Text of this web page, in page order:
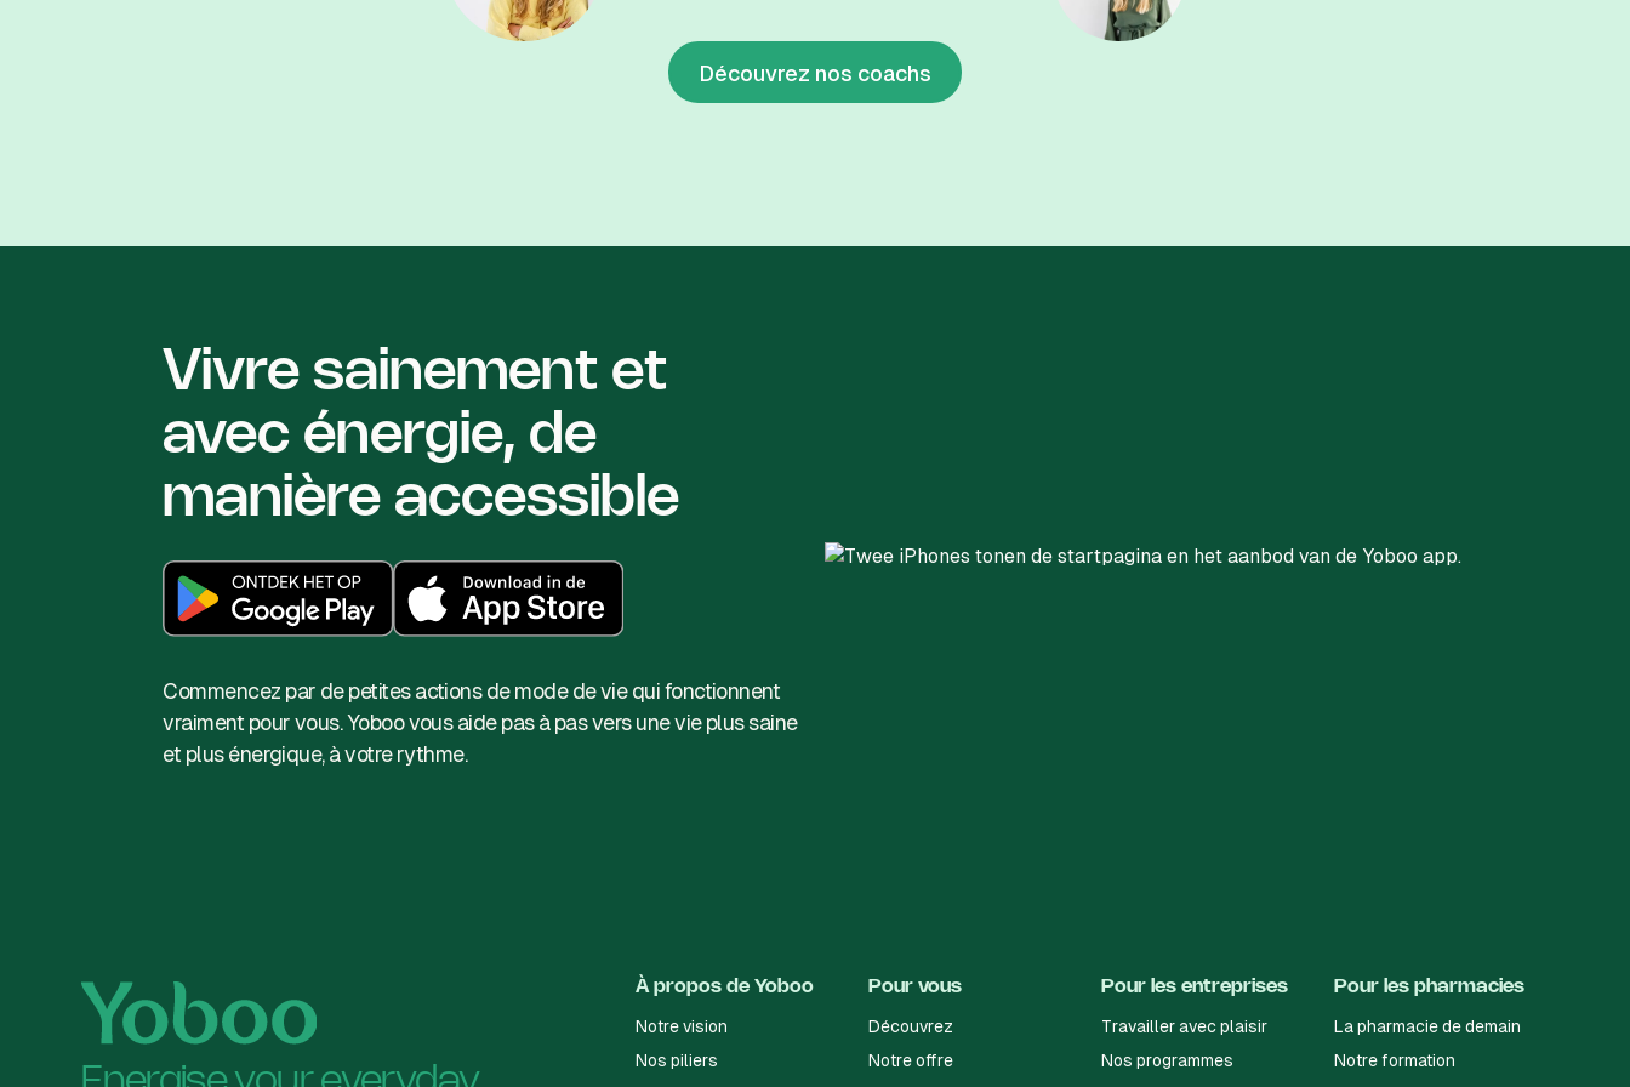
Découvrez nos coachs
Vivre sainement et
avec énergie, de
manière accessible
Commencez par de petites actions de mode de vie qui fonctionnent
vraiment pour vous. Yoboo vous aide pas à pas vers une vie plus saine
et plus énergique, à votre rythme.
À propos de Yoboo
Notre vision
Nos piliers
Pour vous
Découvrez
Notre offre
Pour les entreprises
Travailler avec plaisir
Nos programmes
Pour les pharmacies
La pharmacie de demain
Notre formation